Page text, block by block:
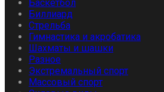
Баскетбол
Биллиард
Стрельба
Гимнастика и акробатика
Шахматы и шашки
Разное
Экстремальный спорт
Массовый спорт